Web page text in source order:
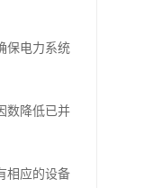
保电力系统
数降低已并
相应的设备